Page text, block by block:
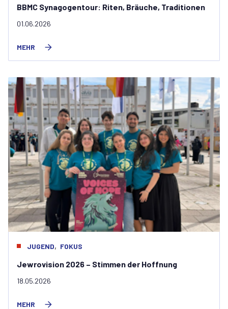
BBMC Synagogentour: Riten, Bräuche, Traditionen
01.06.2026
MEHR
JUGEND, FOKUS
Jewrovision 2026 – Stimmen der Hoffnung
18.05.2026
MEHR